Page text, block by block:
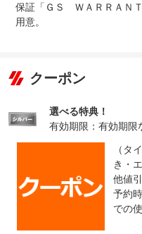
保証「ＧＳ ＷＡＲＲＡＮ
用意。
クーポン
選べる特典！
有効期限：有効期限
（タ
き・
他値
予約
での